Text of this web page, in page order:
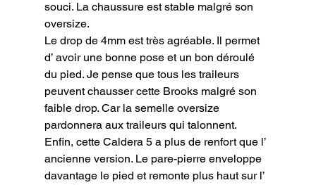
souci. La chaussure est stable malgré son
oversize.
Le drop de 4mm est très agréable. Il permet
d’ avoir une bonne pose et un bon déroulé
du pied. Je pense que tous les traileurs
peuvent chausser cette Brooks malgré son
faible drop. Car la semelle oversize
pardonnera aux traileurs qui talonnent.
Enfin, cette Caldera 5 a plus de renfort que l’
ancienne version. Le pare-pierre enveloppe
davantage le pied et remonte plus haut sur l’